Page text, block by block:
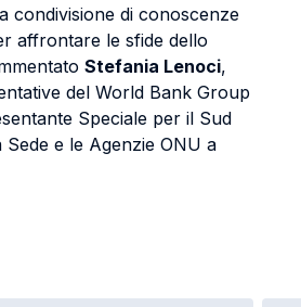
condivisione di conoscenze
affrontare le sfide dello
Stefania Lenoci,
del World Bank Group
Speciale per il Sud
e le Agenzie ONU a